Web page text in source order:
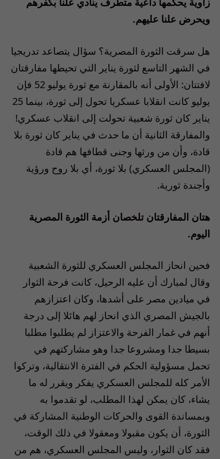
ويحرض علنا عليهم.
هل سرقت الثورة المصرية؟ سؤال يتصاعد تدريجيا
في الشهر التاسع لثورة يناير التي تحيطها مفارقتان
لافتتان: الأولى أنه بالمقارنة مع ثورة يوليو 52 فإن
يوليو كانت انقلابا عسكريا تحول إلى ثورة، بينما 25
يناير كان ثورة شعبية تحولت إلى انقلاب عسكري!
والمفارقة الثانية أن ما حدث في يناير كان ثورة بلا
قادة، وأن من ورثها وجنى قطافها هم قادة
(المجلس العسكري) بلا ثورة، أي بلا روح ورؤية
وأجندة ثورية.
هتان المفارقتان تلخصان أزمة الثورة المصرية
اليوم.
فحين انحاز المجلس العسكري للثورة الشعبية
وقال لمبارك أن عليه الرحيل، كانت فرحة الثوار
في ميادين مصر على أشدها، وكان اعتزازهم
بالجيش المصري الذي انحاز لهم هائلا إلى درجة
أنهم في غمار الفرحة والاعتزاز لم يطلبوا مطلبا
بسيطا جدا ومشروعا جدا وهو مشاركتهم في
تحمل مسؤولية الحكم في الفترة الانتقالية، وتركوا
الأمر كله للمجلس العسكري يفكر ويقرر له ما
يشاء، كان يمكن لهذا المطلب، لو تقدموا به
وبمساندة القوى والحركات الوطنية المشاركة في
الثورة، أن يكون مقبولا ومعقولا في ذلك الوقت،
فقد كان الثوار، وليس المجلس العسكري، هم من